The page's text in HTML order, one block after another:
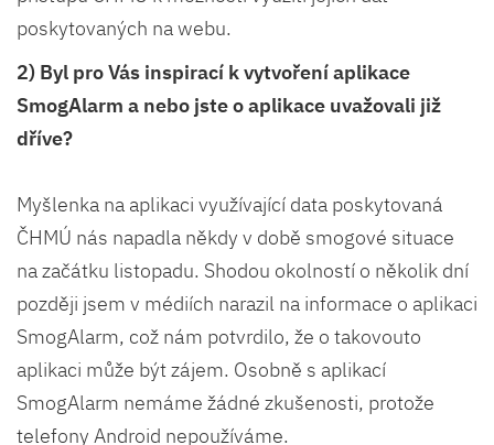
poskytovaných na webu.
2) Byl pro Vás inspirací k vytvoření aplikace
SmogAlarm a nebo jste o aplikace uvažovali již
dříve?
Myšlenka na aplikaci využívající data poskytovaná
ČHMÚ nás napadla někdy v době smogové situace
na začátku listopadu. Shodou okolností o několik dní
později jsem v médiích narazil na informace o aplikaci
SmogAlarm, což nám potvrdilo, že o takovouto
aplikaci může být zájem. Osobně s aplikací
SmogAlarm nemáme žádné zkušenosti, protože
telefony Android nepoužíváme.